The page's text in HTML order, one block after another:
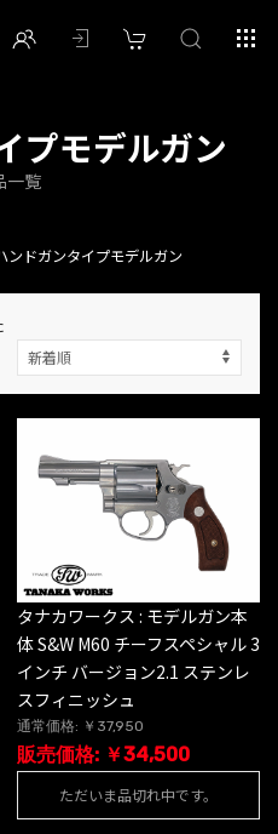
プモデルガン
一覧
ンドガンタイプモデルガン
タナカワークス : モデルガン本
体 S&W M60 チーフスペシャル 3
インチ バージョン2.1 ステンレ
スフィニッシュ
通常価格: ￥37,950
販売価格: ￥34,500
ただいま品切れ中です。